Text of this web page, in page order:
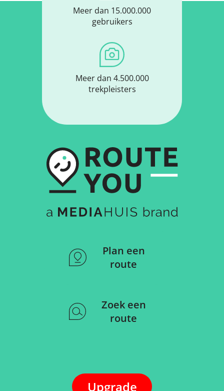
Meer dan 15.000.000
gebruikers
Meer dan 4.500.000
trekpleisters
Plan een
route
Zoek een
route
Upgrade